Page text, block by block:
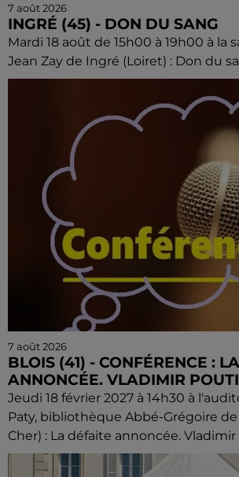
7 août 2026
INGRÉ (45) - DON DU SANG
Mardi 18 août de 15h00 à 19h00 à la
Jean Zay de Ingré (Loiret) : Don du
7 août 2026
BLOIS (41) - CONFÉRENCE :
ANNONCÉE. VLADIMIR
Jeudi 18 février 2027 à 14h30 à
Paty, bibliothèque Abbé-Grégoire
Cher) : La défaite annoncée. Vladimir